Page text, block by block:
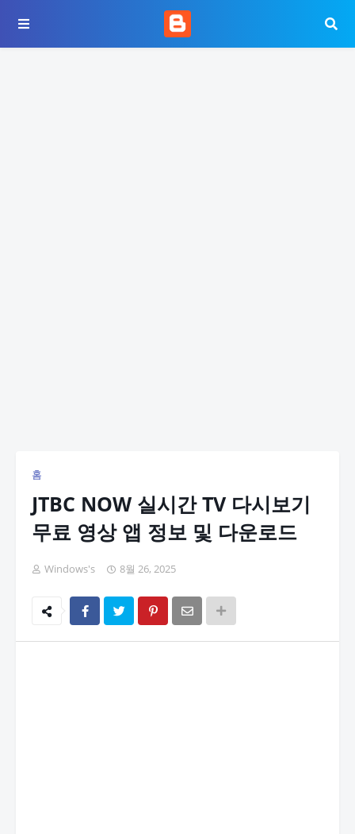
홈
JTBC NOW 실시간 TV 다시보기
무료 영상 앱 정보 및 다운로드
Windows's 8월 26, 2025